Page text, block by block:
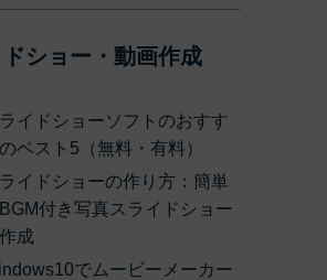
ショー・動画作成
イドショーソフトのおすす
ベスト5（無料・有料）
イドショーの作り方：簡単
付き写真スライドショー
成
でムービーメーカー